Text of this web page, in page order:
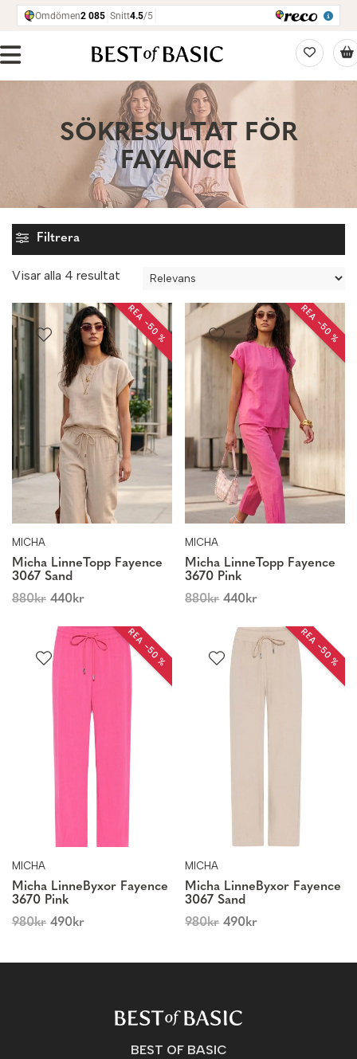
SÖKRESULTAT FÖR
FAYANCE
Filtrera
Visar alla 4 resultat Sortera
senaste
REA −50 %
MICHA
Micha LinneTopp Fayence
3067 Sand
880kr 440kr
REA −50 %
MICHA
Micha LinneTopp Fayence
3670 Pink
880kr 440kr
REA −50 %
MICHA
Micha LinneByxor Fayence
3670 Pink
980kr 490kr
REA −50 %
MICHA
Micha LinneByxor Fayence
3067 Sand
980kr 490kr
BEST OF BASIC